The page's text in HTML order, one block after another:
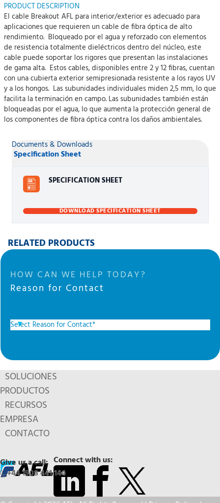
PRODUCT DESCRIPTION
El cable Breakout AFL para interior/exterior es adecuado para
aplicaciones que requieren un cable de fibra óptica de alto
rendimiento. Bloqueado por el agua y reforzado con elementos
de resistencia totalmente dieléctricos dentro del núcleo, este
cable puede soportar los rigores que presentan las instalaciones
de gama alta. Estos cables, disponibles entre 2 y 12 fibras, cuentan
con una cubierta exterior semipresionada resistente a los rayos UV
y a los hongos. Las subunidades individuales miden 2,5 mm, lo que
facilita la terminación en campo. Las subunidades también están
bloqueadas por el agua, lo que aumenta la protección general de
los componentes de fibra óptica contra los daños ambientales.
Documents & Downloads
Specification Sheet
SPECIFICATION SHEET
DOWNLOAD SPECIFICATION SHEET
RELATED PRODUCTS
HOW CAN WE HELP TODAY?
Reason for Contact
SOLUCIONES
PRODUCTOS
RECURSOS
EMPRESA
CONTACTO
Connect with us:
Give us a call:
+44 1908 441 144